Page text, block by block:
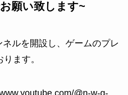
願い致します~
ルを開設し、ゲームのプレ
ます。
@n-w-g-